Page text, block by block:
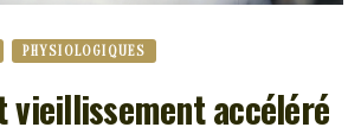
PHYSIOLOGIQUES
vieillissement accéléré